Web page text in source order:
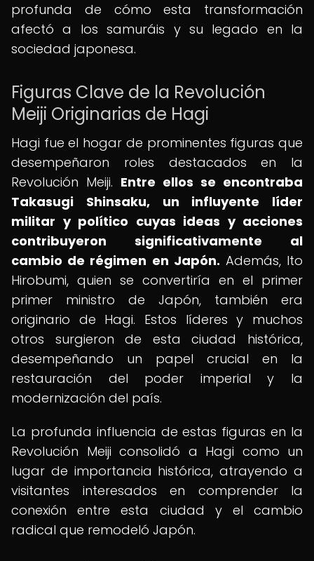
profunda de cómo esta transformación
afectó a los samuráis y su legado en la
sociedad japonesa.
Figuras Clave de la Revolución
Meiji Originarias de Hagi
Hagi fue el hogar de prominentes figuras que
desempeñaron roles destacados en la
Revolución Meiji. Entre ellos se encontraba
Takasugi Shinsaku, un influyente líder
militar y político cuyas ideas y acciones
contribuyeron significativamente al
cambio de régimen en Japón. Además, Ito
Hirobumi, quien se convertiría en el primer
primer ministro de Japón, también era
originario de Hagi. Estos líderes y muchos
otros surgieron de esta ciudad histórica,
desempeñando un papel crucial en la
restauración del poder imperial y la
modernización del país.
La profunda influencia de estas figuras en la
Revolución Meiji consolidó a Hagi como un
lugar de importancia histórica, atrayendo a
visitantes interesados en comprender la
conexión entre esta ciudad y el cambio
radical que remodeló Japón.